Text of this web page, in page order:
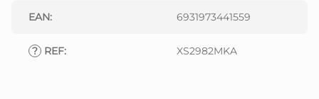
EAN: 6931973441559
? REF: XS2982MKA